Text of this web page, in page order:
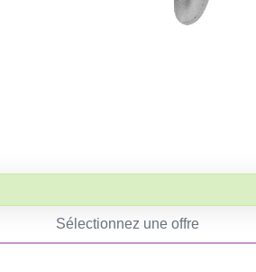
Sélectionnez une offre